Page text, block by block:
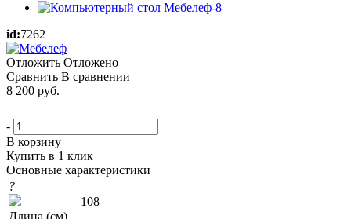
id:7262
Отложить Отложено
Сравнить В сравнении
8 200 руб.
-
+
В корзину
Купить в 1 клик
Основные характеристики
?
Длина (см)
108